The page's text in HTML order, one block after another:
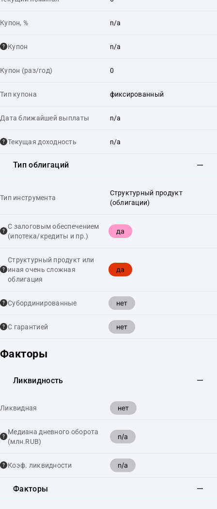
Купон, % n/a
Купон n/a
Купон (раз/год) 0
Тип купона фиксированный
Дата ближайшей выплаты n/a
Текущая доходность n/a
Тип облигаций
Тип инструмента
Структурный продукт
(облигации)
С залоговым обеспечением
(ипотека/кредиты и пр.)
да
Структурный продукт или
иная очень сложная
облигация
да
Cубординированные нет
С гарантией нет
Факторы
Ликвидность
Ликвидная нет
Медиана дневного оборота
(млн.RUB)
n/a
Коэф. ликвидности n/a
Факторы